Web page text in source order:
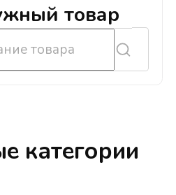
товар
категории